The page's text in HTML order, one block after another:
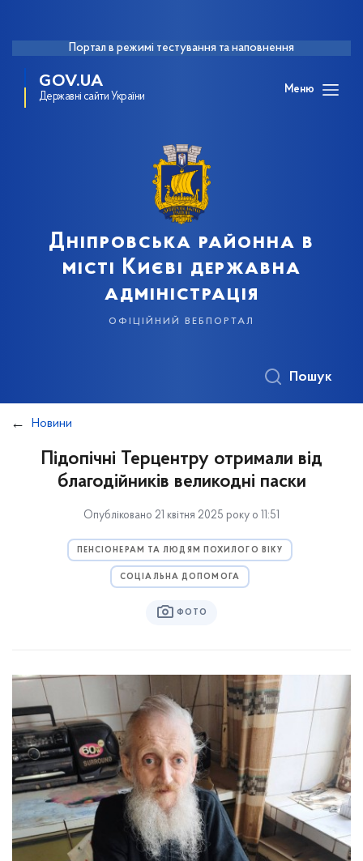
Портал в режимі тестування та наповнення
GOV.UA
Державні сайти України
Меню
Дніпровська районна в
місті Києві державна
адміністрація
офіційний вебпортал
Пошук
Новини
Підопічні Терцентру отримали від
благодійників великодні паски
Опубліковано 21 квітня 2025 року о 11:51
ПЕНСІОНЕРАМ ТА ЛЮДЯМ ПОХИЛОГО ВІКУ
СОЦІАЛЬНА ДОПОМОГА
ФОТО